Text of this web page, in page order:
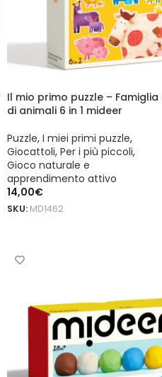
Il mio primo puzzle – Famiglia
di animali 6 in 1 mideer
Puzzle, I miei primi puzzle,
Giocattoli, Per i più piccoli,
Gioco naturale e
apprendimento attivo
14,00€
SKU: MD1462